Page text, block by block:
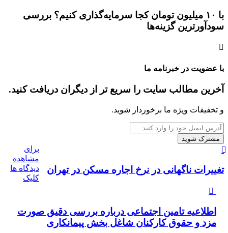
با ۱۰ میلیون تومان کجا سرمایه‌گذاری کنیم؟ بررسی
سودآورترین گزینه‌ها
با عضویت در خبرنامه ما
آخرین مطالب سایت را سریع تر از دیگران دریافت کنید.
و تخفیفات ویژه ما برخوردار شوید.
آدرس
ایمیل
خود
را
وارد
کنید
تغییرات ناگهانی در نرخ اجاره مسکن در تهران
اطلاعیه تامین اجتماعی درباره بررسی دقیق صورت
مزد و حقوق کارکنان شاغل بخش پیمانکاری
برای
مشاهده
دیدگاه ها
کلیک